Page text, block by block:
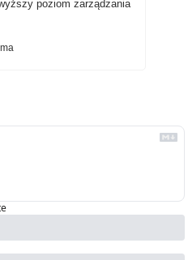
poziom zarządzania